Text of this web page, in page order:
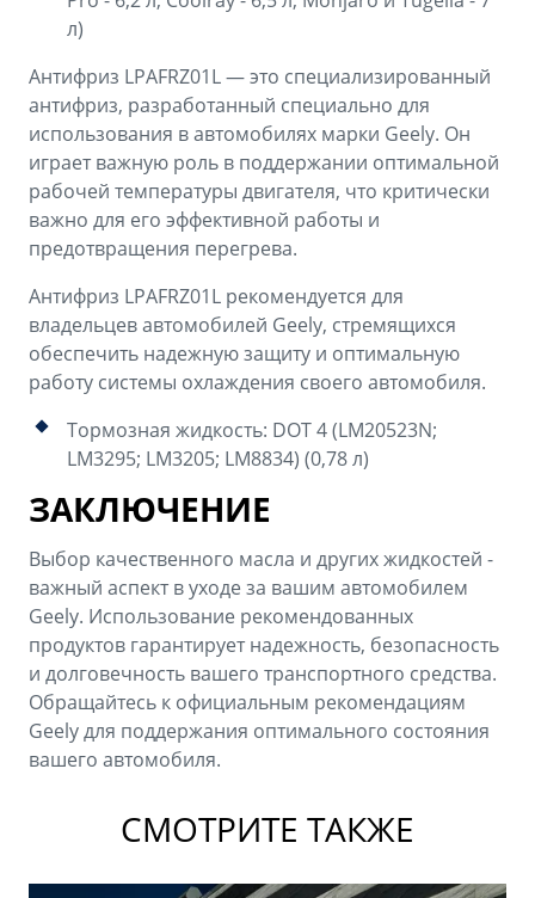
л)
Антифриз LPAFRZ01L — это специализированный
антифриз, разработанный специально для
использования в автомобилях марки Geely. Он
играет важную роль в поддержании оптимальной
рабочей температуры двигателя, что критически
важно для его эффективной работы и
предотвращения перегрева.
Антифриз LPAFRZ01L рекомендуется для
владельцев автомобилей Geely, стремящихся
обеспечить надежную защиту и оптимальную
работу системы охлаждения своего автомобиля.
Тормозная жидкость: DOT 4 (LM20523N;
LM3295; LM3205; LM8834) (0,78 л)
ЗАКЛЮЧЕНИЕ
Выбор качественного масла и других жидкостей -
важный аспект в уходе за вашим автомобилем
Geely. Использование рекомендованных
продуктов гарантирует надежность, безопасность
и долговечность вашего транспортного средства.
Обращайтесь к официальным рекомендациям
Geely для поддержания оптимального состояния
вашего автомобиля.
СМОТРИТЕ ТАКЖЕ